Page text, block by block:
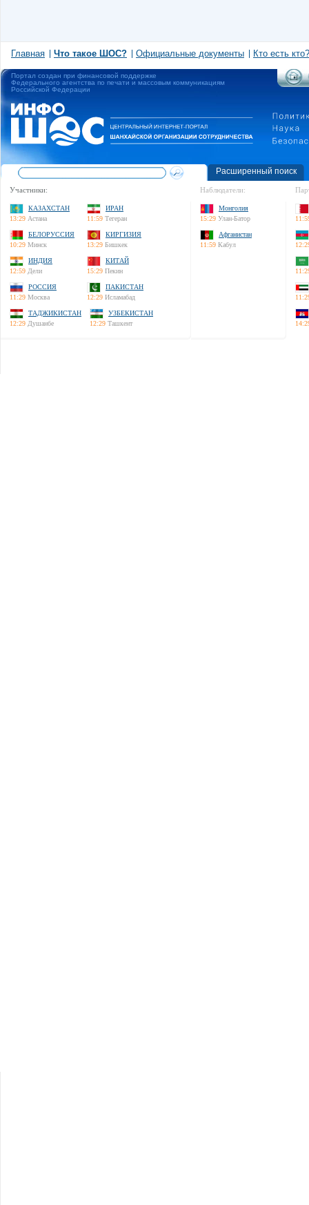
Главная Что такое ШОС? Официальные документы Кто есть кто?
Портал создан при финансовой поддержке
Федерального агентства по печати и массовым коммуникациям
Российской Федерации
Расширенный поиск
Участники:
КАЗАХСТАН
13:29 Астана
ИРАН
11:59 Тегеран
БЕЛОРУССИЯ
10:29 Минск
КИРГИЗИЯ
13:29 Бишкек
ИНДИЯ
12:59 Дели
КИТАЙ
15:29 Пекин
РОССИЯ
11:29 Москва
ПАКИСТАН
12:29 Исламабад
ТАДЖИКИСТАН
12:29 Душанбе
УЗБЕКИСТАН
12:29 Ташкент
Наблюдатели:
Монголия
15:29 Улан-Батор
Афганистан
11:59 Кабул